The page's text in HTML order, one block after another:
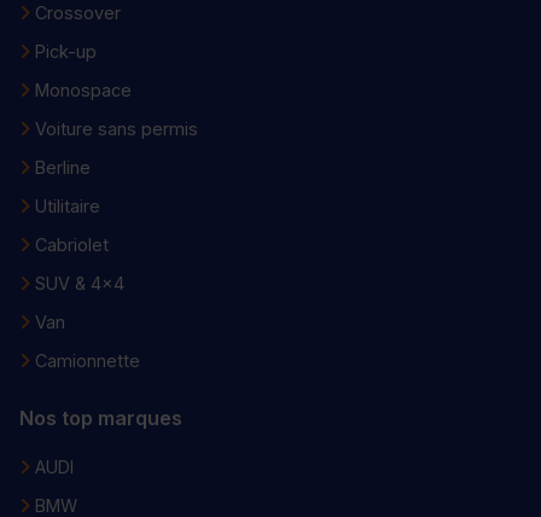
Crossover
Pick-up
Monospace
Voiture sans permis
Berline
Utilitaire
Cabriolet
SUV & 4x4
Van
Camionnette
Nos top marques
AUDI
BMW